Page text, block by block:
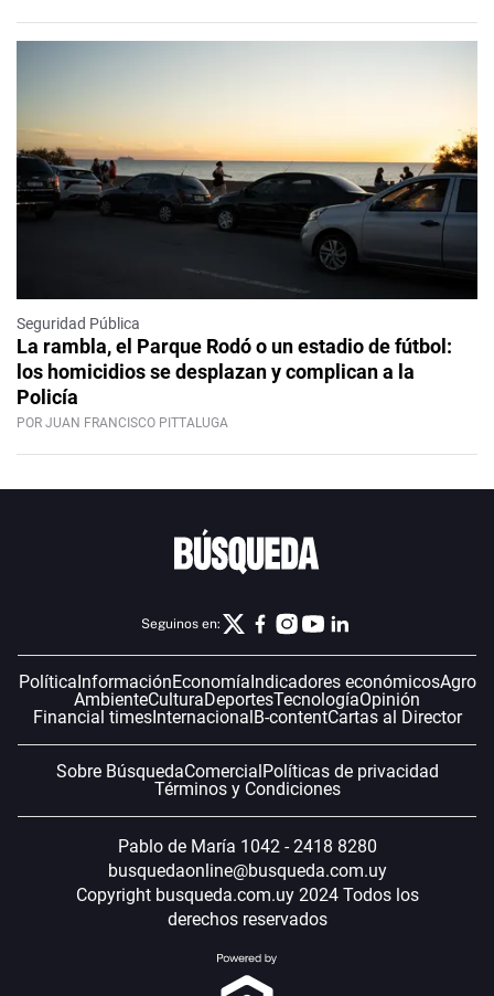
Seguridad Pública
La rambla, el Parque Rodó o un estadio de fútbol:
los homicidios se desplazan y complican a la
Policía
POR JUAN FRANCISCO PITTALUGA
Seguinos en:
Política InformaciónEconomía Indicadores económicosAgro
AmbienteCulturaDeportesTecnologíaOpinión
Financial timesInternacional B-contentCartas al Director
Sobre BúsquedaComercial Políticas de privacidad
Términos y Condiciones
Pablo de María 1042 - 2418 8280
busquedaonline@busqueda.com.uy
Copyright busqueda.com.uy 2024 Todos los
derechos reservados